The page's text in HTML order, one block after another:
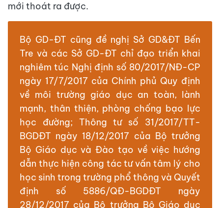
mới thoát ra được.
Bộ GD-ĐT cũng đề nghị Sở GD&ĐT Bến
Tre và các Sở GD-ĐT chỉ đạo triển khai
nghiêm túc Nghị định số 80/2017/NĐ-CP
ngày 17/7/2017 của Chính phủ Quy định
về môi trường giáo dục an toàn, lành
mạnh, thân thiện, phòng chống bạo lực
học đường; Thông tư số 31/2017/TT-
BGDĐT ngày 18/12/2017 của Bộ trưởng
Bộ Giáo dục và Đào tạo về việc hướng
dẫn thực hiện công tác tư vấn tâm lý cho
học sinh trong trường phổ thông và Quyết
định số 5886/QĐ-BGDĐT ngày
28/12/2017 của Bộ trưởng Bộ Giáo dục